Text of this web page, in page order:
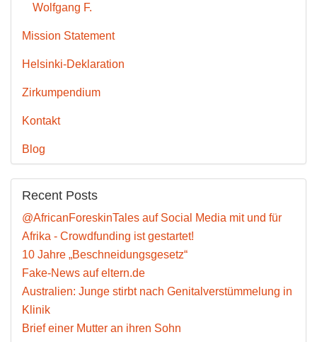
Wolfgang F.
Mission Statement
Helsinki-Deklaration
Zirkumpendium
Kontakt
Blog
Recent Posts
@AfricanForeskinTales auf Social Media mit und für
Afrika - Crowdfunding ist gestartet!
10 Jahre „Beschneidungsgesetz“
Fake-News auf eltern.de
Australien: Junge stirbt nach Genitalverstümmelung in
Klinik
Brief einer Mutter an ihren Sohn